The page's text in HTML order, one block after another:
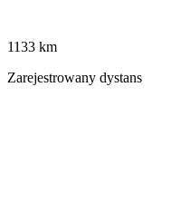
1133 km
Zarejestrowany dystans